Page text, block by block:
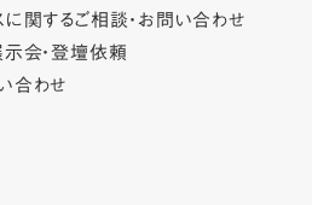
関するご相談・お問い合わせ
会・登壇依頼
合わせ